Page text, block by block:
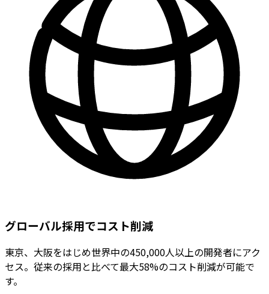
グローバル採用でコスト削減
東京、大阪をはじめ世界中の450,000人以上の開発者にアク
セス。従来の採用と比べて最大58%のコスト削減が可能で
す。